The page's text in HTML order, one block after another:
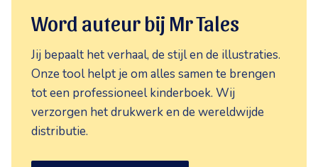
Word auteur bij Mr Tales
Jij bepaalt het verhaal, de stijl en de illustraties.
Onze tool helpt je om alles samen te brengen
tot een professioneel kinderboek. Wij
verzorgen het drukwerk en de wereldwijde
distributie.